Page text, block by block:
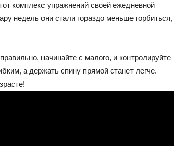
комплекс упражнений своей ежедневной
недель они стали гораздо меньше горбиться,
начинайте с малого, и контролируйте
а держать спину прямой станет легче.